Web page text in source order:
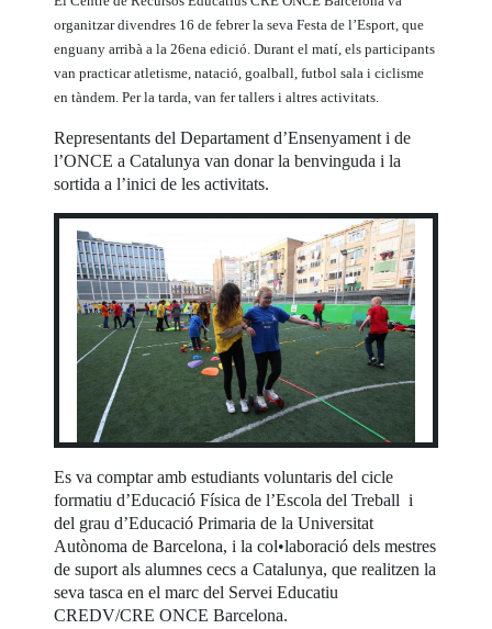
organitzar divendres 16 de febrer la seva Festa de l’Esport, que
enguany arribà a la 26ena edició. Durant el matí, els participants
van practicar atletisme, natació, goalball, futbol sala i ciclisme
en tàndem. Per la tarda, van fer tallers i altres activitats.
Representants del Departament d’Ensenyament i de
l’ONCE a Catalunya van donar la benvinguda i la
sortida a l’inici de les activitats.
Es va comptar amb estudiants voluntaris del cicle
formatiu d’Educació Física de l’Escola del Treball i
del grau d’Educació Primaria de la Universitat
Autònoma de Barcelona, i la col•laboració dels mestres
de suport als alumnes cecs a Catalunya, que realitzen la
seva tasca en el marc del Servei Educatiu
CREDV/CRE ONCE Barcelona.